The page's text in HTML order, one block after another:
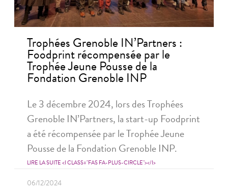
Trophées Grenoble IN’Partners :
Foodprint récompensée par le
Trophée Jeune Pousse de la
Fondation Grenoble INP
Le 3 décembre 2024, lors des Trophées
Grenoble IN’Partners, la start-up Foodprint
a été récompensée par le Trophée Jeune
Pousse de la Fondation Grenoble INP.
LIRE LA SUITE <I CLASS="FAS FA-PLUS-CIRCLE"></I>
06/12/2024